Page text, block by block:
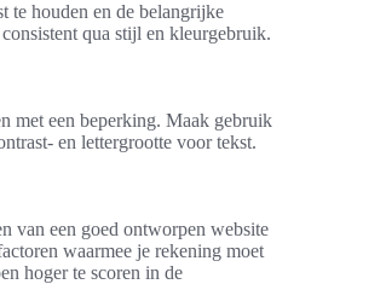
te houden en de belangrijke
qua stijl en kleurgebruik.
met een beperking. Maak gebruik
en lettergrootte voor tekst.
van een goed ontworpen website
waarmee je rekening moet
hoger te scoren in de